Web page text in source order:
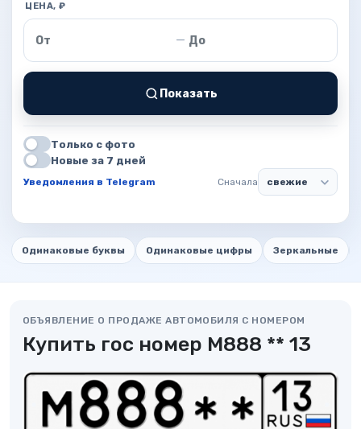
ЦЕНА, ₽
Цена от — Цена до
Показать
Только с фото
Новые за 7 дней
Уведомления в Telegram Сначала
Одинаковые буквы Одинаковые цифры Зеркальные
ОБЪЯВЛЕНИЕ О ПРОДАЖЕ АВТОМОБИЛЯ С НОМЕРОМ
Купить гос номер М888 ** 13